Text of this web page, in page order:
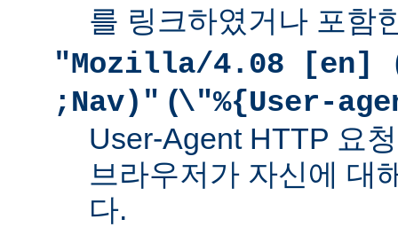
를 링크하였거나 포함
"Mozilla/4.08 [en]
;Nav)" (\"%{User-
User-Agent HTTP 요
브라우저가 자신에 대
다.